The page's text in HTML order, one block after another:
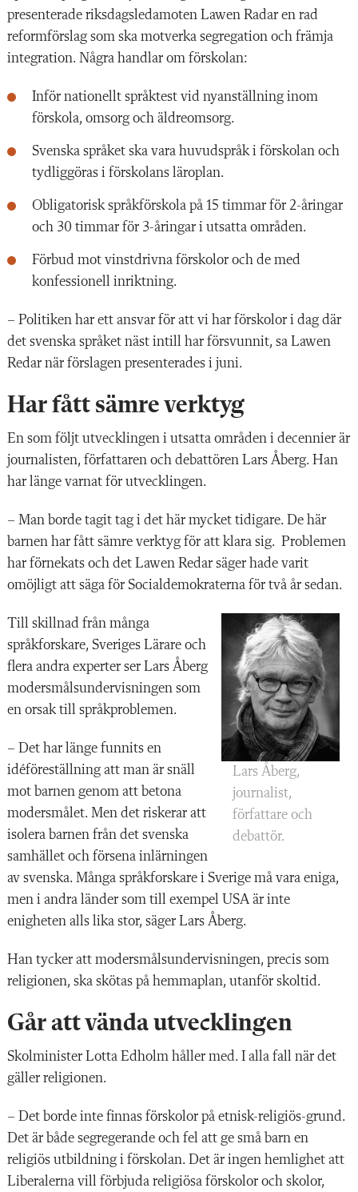
presenterade riksdagsledamoten Lawen Radar en rad
reformförslag som ska motverka segregation och främja
integration. Några handlar om förskolan:
Inför nationellt språktest vid nyanställning inom
förskola, omsorg och äldreomsorg.
Svenska språket ska vara huvudspråk i förskolan och
tydliggöras i förskolans läroplan.
Obligatorisk språkförskola på 15 timmar för 2-åringar
och 30 timmar för 3-åringar i utsatta områden.
Förbud mot vinstdrivna förskolor och de med
konfessionell inriktning.
– Politiken har ett ansvar för att vi har förskolor i dag där
det svenska språket näst intill har försvunnit, sa Lawen
Redar när förslagen presenterades i juni.
Har fått sämre verktyg
En som följt utvecklingen i utsatta områden i decennier är
journalisten, författaren och debattören Lars Åberg. Han
har länge varnat för utvecklingen.
– Man borde tagit tag i det här mycket tidigare. De här
barnen har fått sämre verktyg för att klara sig. Problemen
har förnekats och det Lawen Redar säger hade varit
omöjligt att säga för Socialdemokraterna för två år sedan.
Lars Åberg,
journalist,
författare och
debattör.
Till skillnad från många
språkforskare, Sveriges Lärare och
flera andra experter ser Lars Åberg
modersmålsundervisningen som
en orsak till språkproblemen.
– Det har länge funnits en
idéföreställning att man är snäll
mot barnen genom att betona
modersmålet. Men det riskerar att
isolera barnen från det svenska
samhället och försena inlärningen
av svenska. Många språkforskare i Sverige må vara eniga,
men i andra länder som till exempel USA är inte
enigheten alls lika stor, säger Lars Åberg.
Han tycker att modersmålsundervisningen, precis som
religionen, ska skötas på hemmaplan, utanför skoltid.
Går att vända utvecklingen
Skolminister Lotta Edholm håller med. I alla fall när det
gäller religionen.
– Det borde inte finnas förskolor på etnisk-religiös-grund.
Det är både segregerande och fel att ge små barn en
religiös utbildning i förskolan. Det är ingen hemlighet att
Liberalerna vill förbjuda religiösa förskolor och skolor,